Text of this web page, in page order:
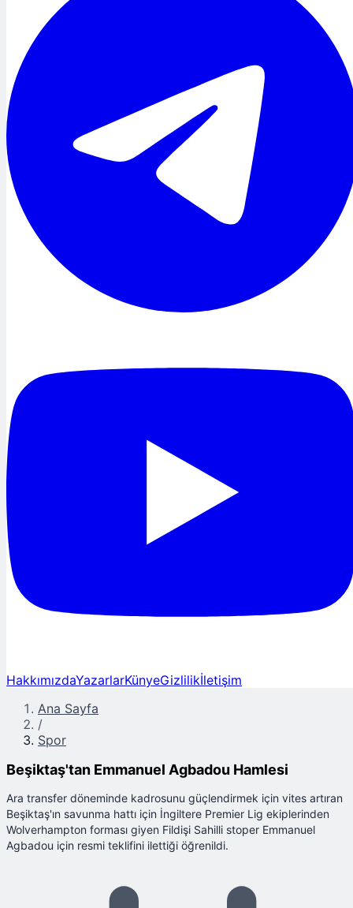
HakkımızdaYazarlarKünyeGizlilikİletişim
Ana Sayfa
/
Spor
Beşiktaş'tan Emmanuel Agbadou Hamlesi
Ara transfer döneminde kadrosunu güçlendirmek için vites artıran
Beşiktaş'ın savunma hattı için İngiltere Premier Lig ekiplerinden
Wolverhampton forması giyen Fildişi Sahilli stoper Emmanuel
Agbadou için resmi teklifini ilettiği öğrenildi.